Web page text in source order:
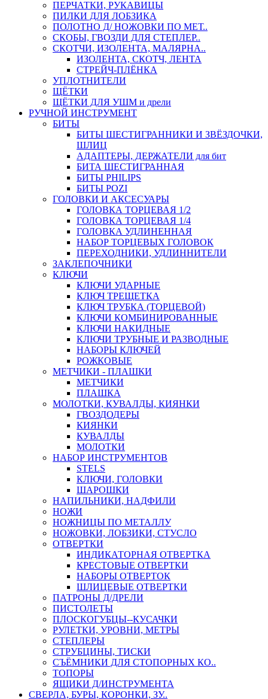
ПЕРЧАТКИ, РУКАВИЦЫ
ПИЛКИ ДЛЯ ЛОБЗИКА
ПОЛОТНО Д/ НОЖОВКИ ПО МЕТ..
СКОБЫ, ГВОЗДИ ДЛЯ СТЕПЛЕР..
СКОТЧИ, ИЗОЛЕНТА, МАЛЯРНА..
ИЗОЛЕНТА, СКОТЧ, ЛЕНТА
СТРЕЙЧ-ПЛЁНКА
УПЛОТНИТЕЛИ
ЩЁТКИ
ЩЁТКИ ДЛЯ УШМ и дрели
РУЧНОЙ ИНСТРУМЕНТ
БИТЫ
БИТЫ ШЕСТИГРАННИКИ И ЗВЁЗДОЧКИ,
ШЛИЦ
АДАПТЕРЫ, ДЕРЖАТЕЛИ для бит
БИТА ШЕСТИГРАННАЯ
БИТЫ PHILIPS
БИТЫ POZI
ГОЛОВКИ И АКСЕСУАРЫ
ГОЛОВКА ТОРЦЕВАЯ 1/2
ГОЛОВКА ТОРЦЕВАЯ 1/4
ГОЛОВКА УДЛИНЕННАЯ
НАБОР ТОРЦЕВЫХ ГОЛОВОК
ПЕРЕХОДНИКИ, УДЛИННИТЕЛИ
ЗАКЛЕПОЧНИКИ
КЛЮЧИ
КЛЮЧИ УДАРНЫЕ
КЛЮЧ ТРЕЩЕТКА
КЛЮЧ ТРУБКА (ТОРЦЕВОЙ)
КЛЮЧИ КОМБИНИРОВАННЫЕ
КЛЮЧИ НАКИДНЫЕ
КЛЮЧИ ТРУБНЫЕ И РАЗВОДНЫЕ
НАБОРЫ КЛЮЧЕЙ
РОЖКОВЫЕ
МЕТЧИКИ - ПЛАШКИ
МЕТЧИКИ
ПЛАШКА
МОЛОТКИ, КУВАЛДЫ, КИЯНКИ
ГВОЗДОДЕРЫ
КИЯНКИ
КУВАЛДЫ
МОЛОТКИ
НАБОР ИНСТРУМЕНТОВ
STELS
КЛЮЧИ, ГОЛОВКИ
ШАРОШКИ
НАПИЛЬНИКИ, НАДФИЛИ
НОЖИ
НОЖНИЦЫ ПО МЕТАЛЛУ
НОЖОВКИ, ЛОБЗИКИ, СТУСЛО
ОТВЕРТКИ
ИНДИКАТОРНАЯ ОТВЕРТКА
КРЕСТОВЫЕ ОТВЕРТКИ
НАБОРЫ ОТВЕРТОК
ШЛИЦЕВЫЕ ОТВЕРТКИ
ПАТРОНЫ Д/ДРЕЛИ
ПИСТОЛЕТЫ
ПЛОСКОГУБЦЫ--КУСАЧКИ
РУЛЕТКИ, УРОВНИ, МЕТРЫ
СТЕПЛЕРЫ
СТРУБЦИНЫ, ТИСКИ
СЪЁМНИКИ ДЛЯ СТОПОРНЫХ КО..
ТОПОРЫ
ЯЩИКИ Д/ИНСТРУМЕНТА
СВЕРЛА, БУРЫ, КОРОНКИ, ЗУ..